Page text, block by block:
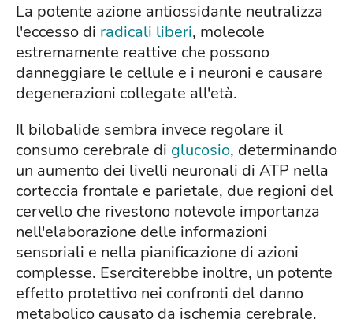
La potente azione antiossidante neutralizza
l'eccesso di radicali liberi, molecole
estremamente reattive che possono
danneggiare le cellule e i neuroni e causare
degenerazioni collegate all'età.
Il bilobalide sembra invece regolare il
consumo cerebrale di glucosio, determinando
un aumento dei livelli neuronali di ATP nella
corteccia frontale e parietale, due regioni del
cervello che rivestono notevole importanza
nell'elaborazione delle informazioni
sensoriali e nella pianificazione di azioni
complesse. Eserciterebbe inoltre, un potente
effetto protettivo nei confronti del danno
metabolico causato da ischemia cerebrale.